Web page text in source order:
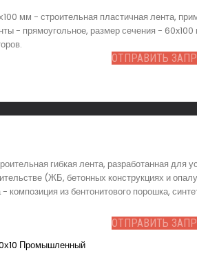
мм - строительная пластичная лента,
- прямоугольное, размер сечения -
ОТПРАВИТЬ
гибкая лента, разработанная
(ЖБ, бетонных конструкциях и
композиция из бентонитового порошка,
ОТПРАВИТЬ